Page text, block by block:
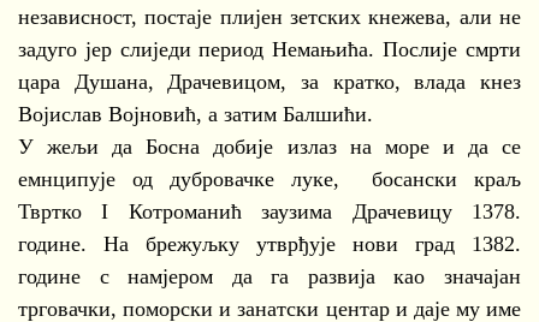
независност, постаје плијен зетских кнежева, али не
задуго јер слиједи период Немањића. Послије смрти
цара Душана, Драчевицом, за кратко, влада кнез
Војислав Војновић, а затим Балшићи.
У жељи да Босна добије излаз на море и да се
емнципује од дубровачке луке, босански краљ
Твртко I Котроманић заузима Драчевицу 1378.
године. На брежуљку утврђује нови град 1382.
године с намјером да га развија као значајан
трговачки, поморски и занатски центар и даје му име